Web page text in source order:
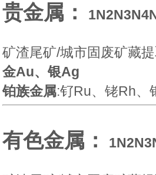
贵金属： 1N2N3N
矿渣尾矿/城市固废矿藏
金Au、银Ag
铂族金属:钌Ru、铑Rh、
有色金属 ： 1N2N